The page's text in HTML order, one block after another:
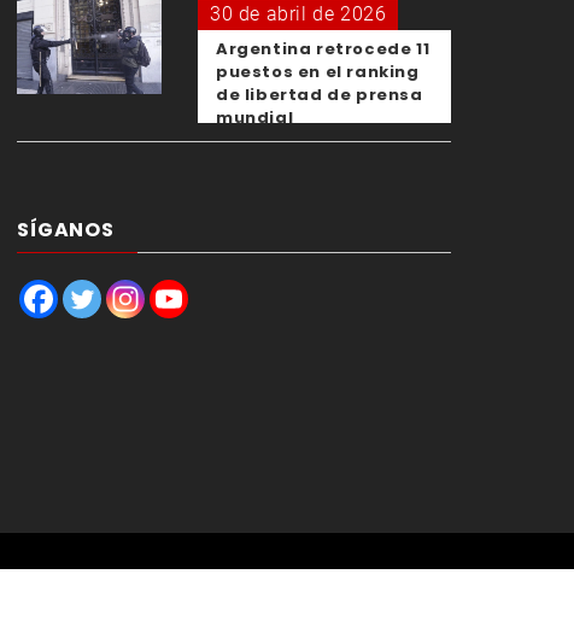
30 de abril de 2026
Argentina retrocede 11
puestos en el ranking
de libertad de prensa
mundial
SÍGANOS